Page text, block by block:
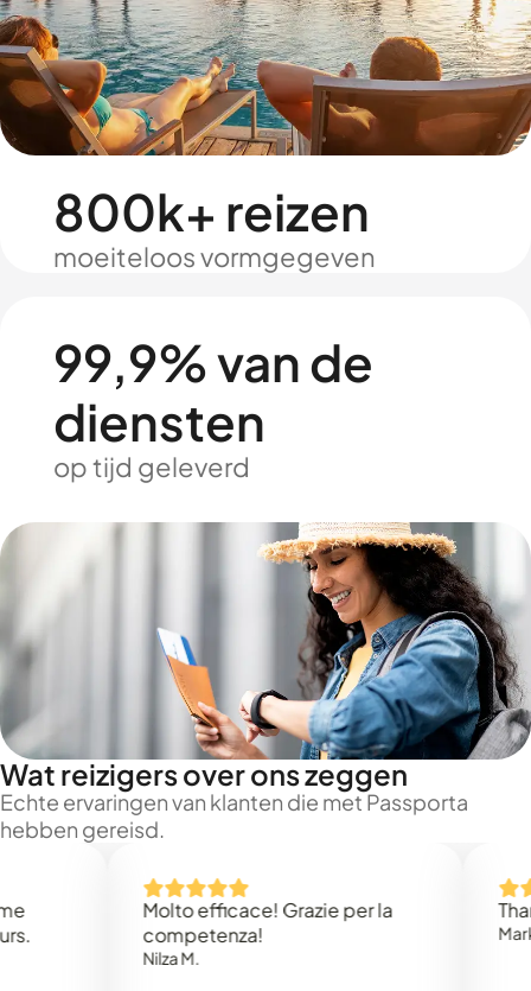
800k+ reizen
moeiteloos vormgegeven
99,9% van de
diensten
op tijd geleverd
Wat reizigers over ons zeggen
Echte ervaringen van klanten die met Passporta
hebben gereisd.
Molto efficace! Grazie per la
competenza!
Thank